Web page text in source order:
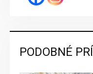
PODOBNÉ